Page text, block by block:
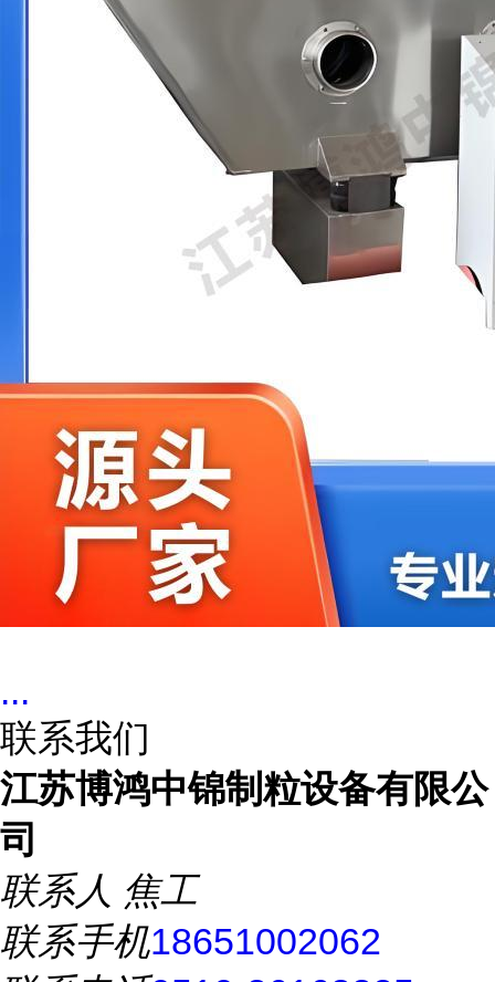
...
联系我们
江苏博鸿中锦制粒设备有限公
司
联系人 焦工
联系手机18651002062